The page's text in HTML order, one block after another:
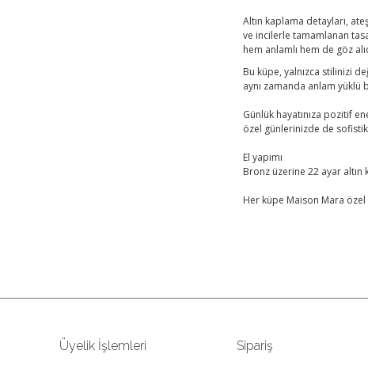
Altın kaplama detayları,
ve incilerle tamamlanan
hem anlamlı hem de göz
Bu küpe, yalnızca stilinizi
aynı zamanda anlam yüklü
Günlük hayatınıza pozitif
özel günlerinizde de
El yapımı
Bronz üzerine 22 ayar
Her küpe Maison Mara
Ürün açıklamasında
Üyelik İşlemleri Sipariş